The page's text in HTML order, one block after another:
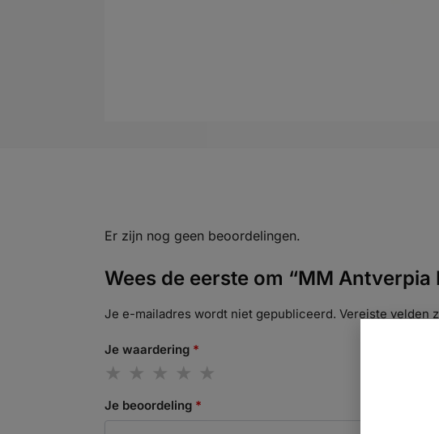
Er zijn nog geen beoordelingen.
Wees de eerste om “MM
Je e-mailadres wordt niet gepubliceerd. Vereiste velden
Je waardering *
Je beoordeling *